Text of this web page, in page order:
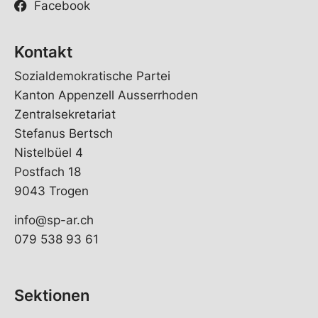
Facebook
Kontakt
Sozialdemokratische Partei
Kanton Appenzell Ausserrhoden
Zentralsekretariat
Stefanus Bertsch
Nistelbüel 4
Postfach 18
9043 Trogen
info@sp-ar.ch
079 538 93 61
Sektionen